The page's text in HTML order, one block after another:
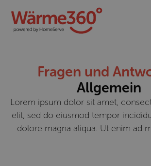
Fragen und
Allgemein
Lorem ipsum dolor sit amet,
elit, sed do eiusmod tempor
dolore magna aliqua. Ut enim ad